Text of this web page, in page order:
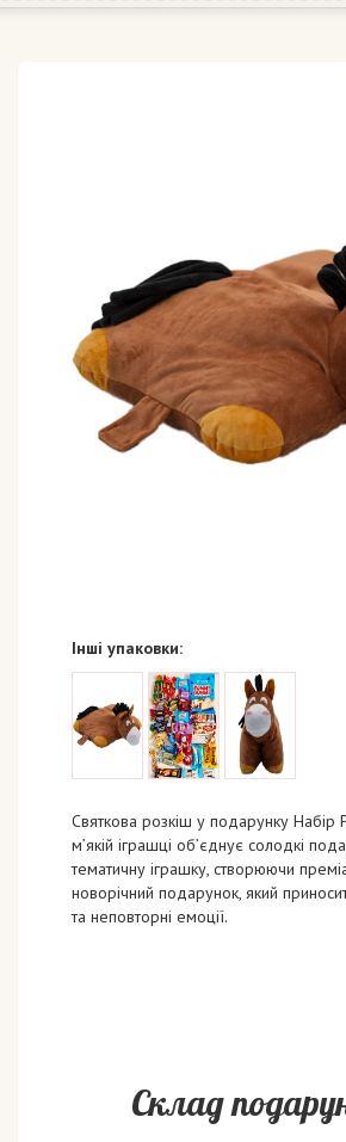
Інші упаковки:
Святкова розкіш у подарунку
м’якій іграшці об’єднує солодкі
тематичну іграшку, створюючи
новорічний подарунок, який
та неповторні емоції.
Склад